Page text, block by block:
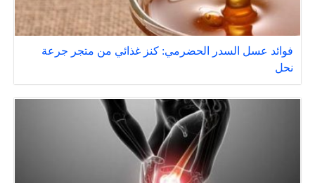
فوائد عسل السدر الحضرمي: كنز غذائي من متجر جرعة
نحل